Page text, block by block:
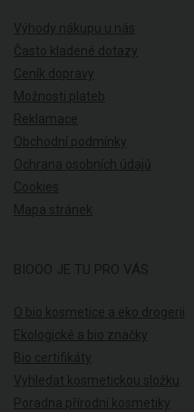
Výhody nákupu u nás
Často kladené dotazy
Ceník dopravy
Možnosti plateb
Reklamace
Obchodní podmínky
Ochrana osobních údajů
Cookies
Mapa stránek
BIOOO JE TU PRO VÁS
O bio kosmetice a eko drogerii
Ekologické a bio značky
Bio certifikáty
Vyhledat kosmetickou složku
Poradna přírodní kosmetiky